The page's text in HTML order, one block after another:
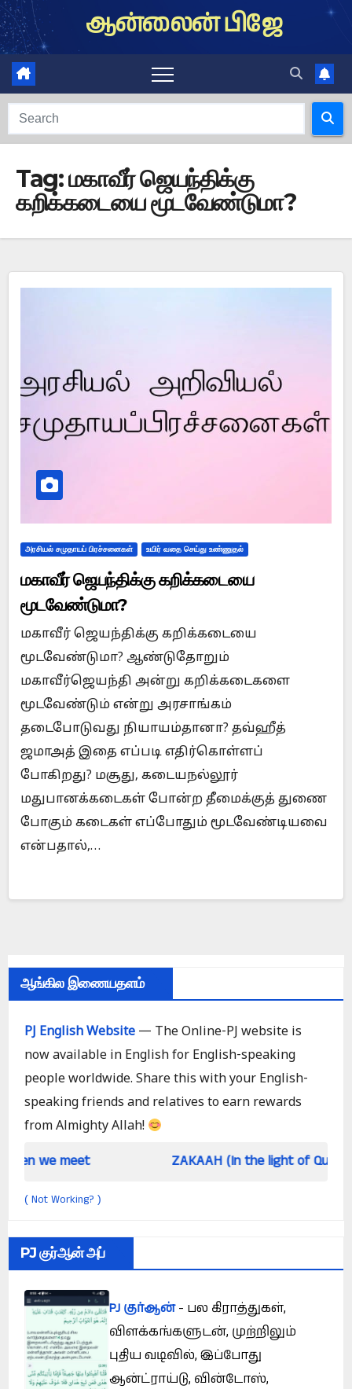
Skip
to
content
ஆன்லைன் பிஜே
Tag:மகாவீர் ஜெயந்திக்கு
கறிக்கடையை மூடவேண்டுமா?
அரசியல் சமுதாயப் பிரச்சனைகள் உயிர் வதை செய்து உண்ணுதல்
மகாவீர் ஜெயந்திக்கு கறிக்கடையை
மூடவேண்டுமா?
மகாவீர் ஜெயந்திக்கு கறிக்கடையை
மூடவேண்டுமா? ஆண்டுதோறும்
மகாவீர்ஜெயந்தி அன்று கறிக்கடைகளை
மூடவேண்டும் என்று அரசாங்கம்
தடைபோடுவது நியாயம்தானா? தவ்ஹீத்
ஜமாஅத் இதை எப்படி எதிர்கொள்ளப்
போகிறது? மசூது, கடையநல்லூர்
மதுபானக்கடைகள் போன்ற தீமைக்குத் துணை
போகும் கடைகள் எப்போதும் மூடவேண்டியவை
என்பதால்,…
ஆங்கில இணையதளம்
PJ English Website — The Online-PJ website is
now available in English for English-speaking
people worldwide. Share this with your English-
speaking friends and relatives to earn rewards
from Almighty Allah!
ZAKAAH (In the light of Qur an and
( Not Working? )
PJ குர்ஆன் அப்
PJ குர்ஆன்- பல கிராத்துகள்,
விளக்கங்களுடன், முற்றிலும்
புதிய வடிவில், இப்போது
ஆன்ட்ராய்டு, வின்டோஸ்,